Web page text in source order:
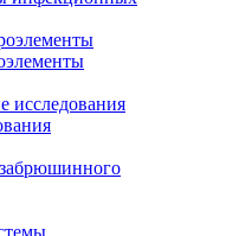
исследования